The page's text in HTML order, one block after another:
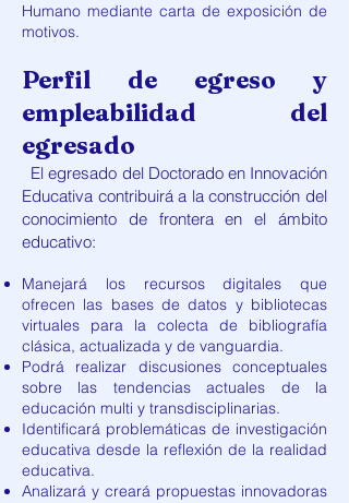
Humano mediante carta de exposición de
motivos.
Perfil de egreso y
empleabilidad del
egresado
El egresado del Doctorado en Innovación
Educativa contribuirá a la construcción del
conocimiento de frontera en el ámbito
educativo:
Manejará los recursos digitales que
ofrecen las bases de datos y bibliotecas
virtuales para la colecta de bibliografía
clásica, actualizada y de vanguardia.
Podrá realizar discusiones conceptuales
sobre las tendencias actuales de la
educación multi y transdisciplinarias.
Identificará problemáticas de investigación
educativa desde la reflexión de la realidad
educativa.
Analizará y creará propuestas innovadoras